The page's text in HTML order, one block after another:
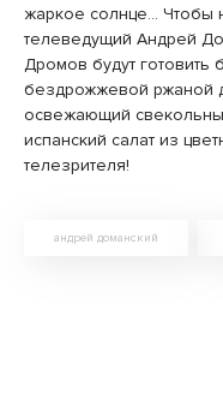
жаркое солнце… Чтобы
телеведущий Андрей
Дромов будут
бездрожжевой ржаной
освежающий
испанский салат из
телезрителя!
андрей доманский